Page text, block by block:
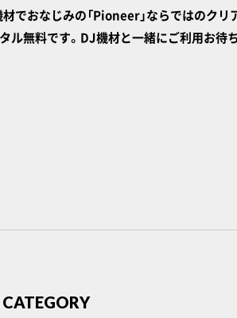
でおなじみの「Pioneer」ならではのクリ
ル無料です。DJ機材と一緒にご利用お待